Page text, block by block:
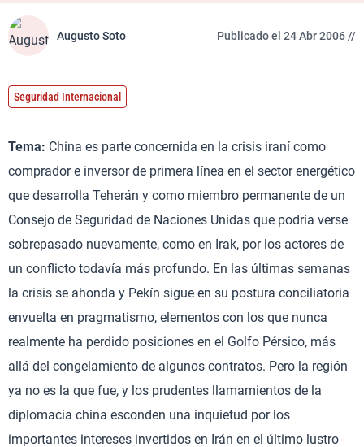
Augusto Soto Publicado el 24 Abr 2006 //
Seguridad Internacional
Tema: China es parte concernida en la crisis iraní como
comprador e inversor de primera línea en el sector energético
que desarrolla Teherán y como miembro permanente de un
Consejo de Seguridad de Naciones Unidas que podría verse
sobrepasado nuevamente, como en Irak, por los actores de
un conflicto todavía más profundo. En las últimas semanas
la crisis se ahonda y Pekín sigue en su postura conciliatoria
envuelta en pragmatismo, elementos con los que nunca
realmente ha perdido posiciones en el Golfo Pérsico, más
allá del congelamiento de algunos contratos. Pero la región
ya no es la que fue, y los prudentes llamamientos de la
diplomacia china esconden una inquietud por los
importantes intereses invertidos en Irán en el último lustro